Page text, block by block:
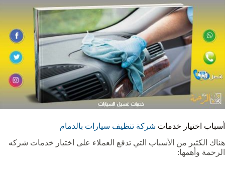
أسباب اختيار خدمات شركة تنظيف سيارات بالدمام
هناك الكثير من الأسباب التي تدفع العملاء على اختيار خدمات شركه
الرحمة وأهمها: